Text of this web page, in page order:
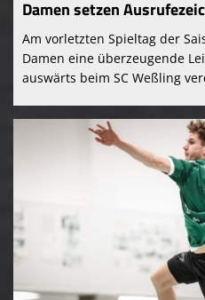
Damen setzen
Am vorletzten Spieltag der
Damen eine überzeugende
auswärts beim SC Weßling